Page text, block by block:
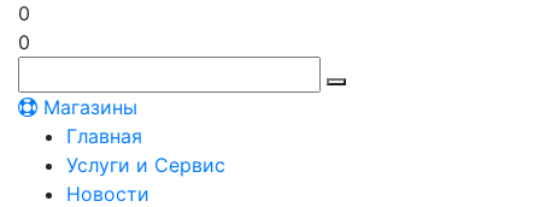
0
0
Магазины
Главная
Услуги и Сервис
Новости